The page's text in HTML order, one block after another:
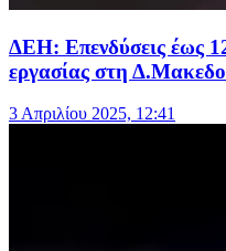
ΔΕΗ: Επενδύσεις έως
εργασίας στη
3 Απριλίου 2025, 12:41